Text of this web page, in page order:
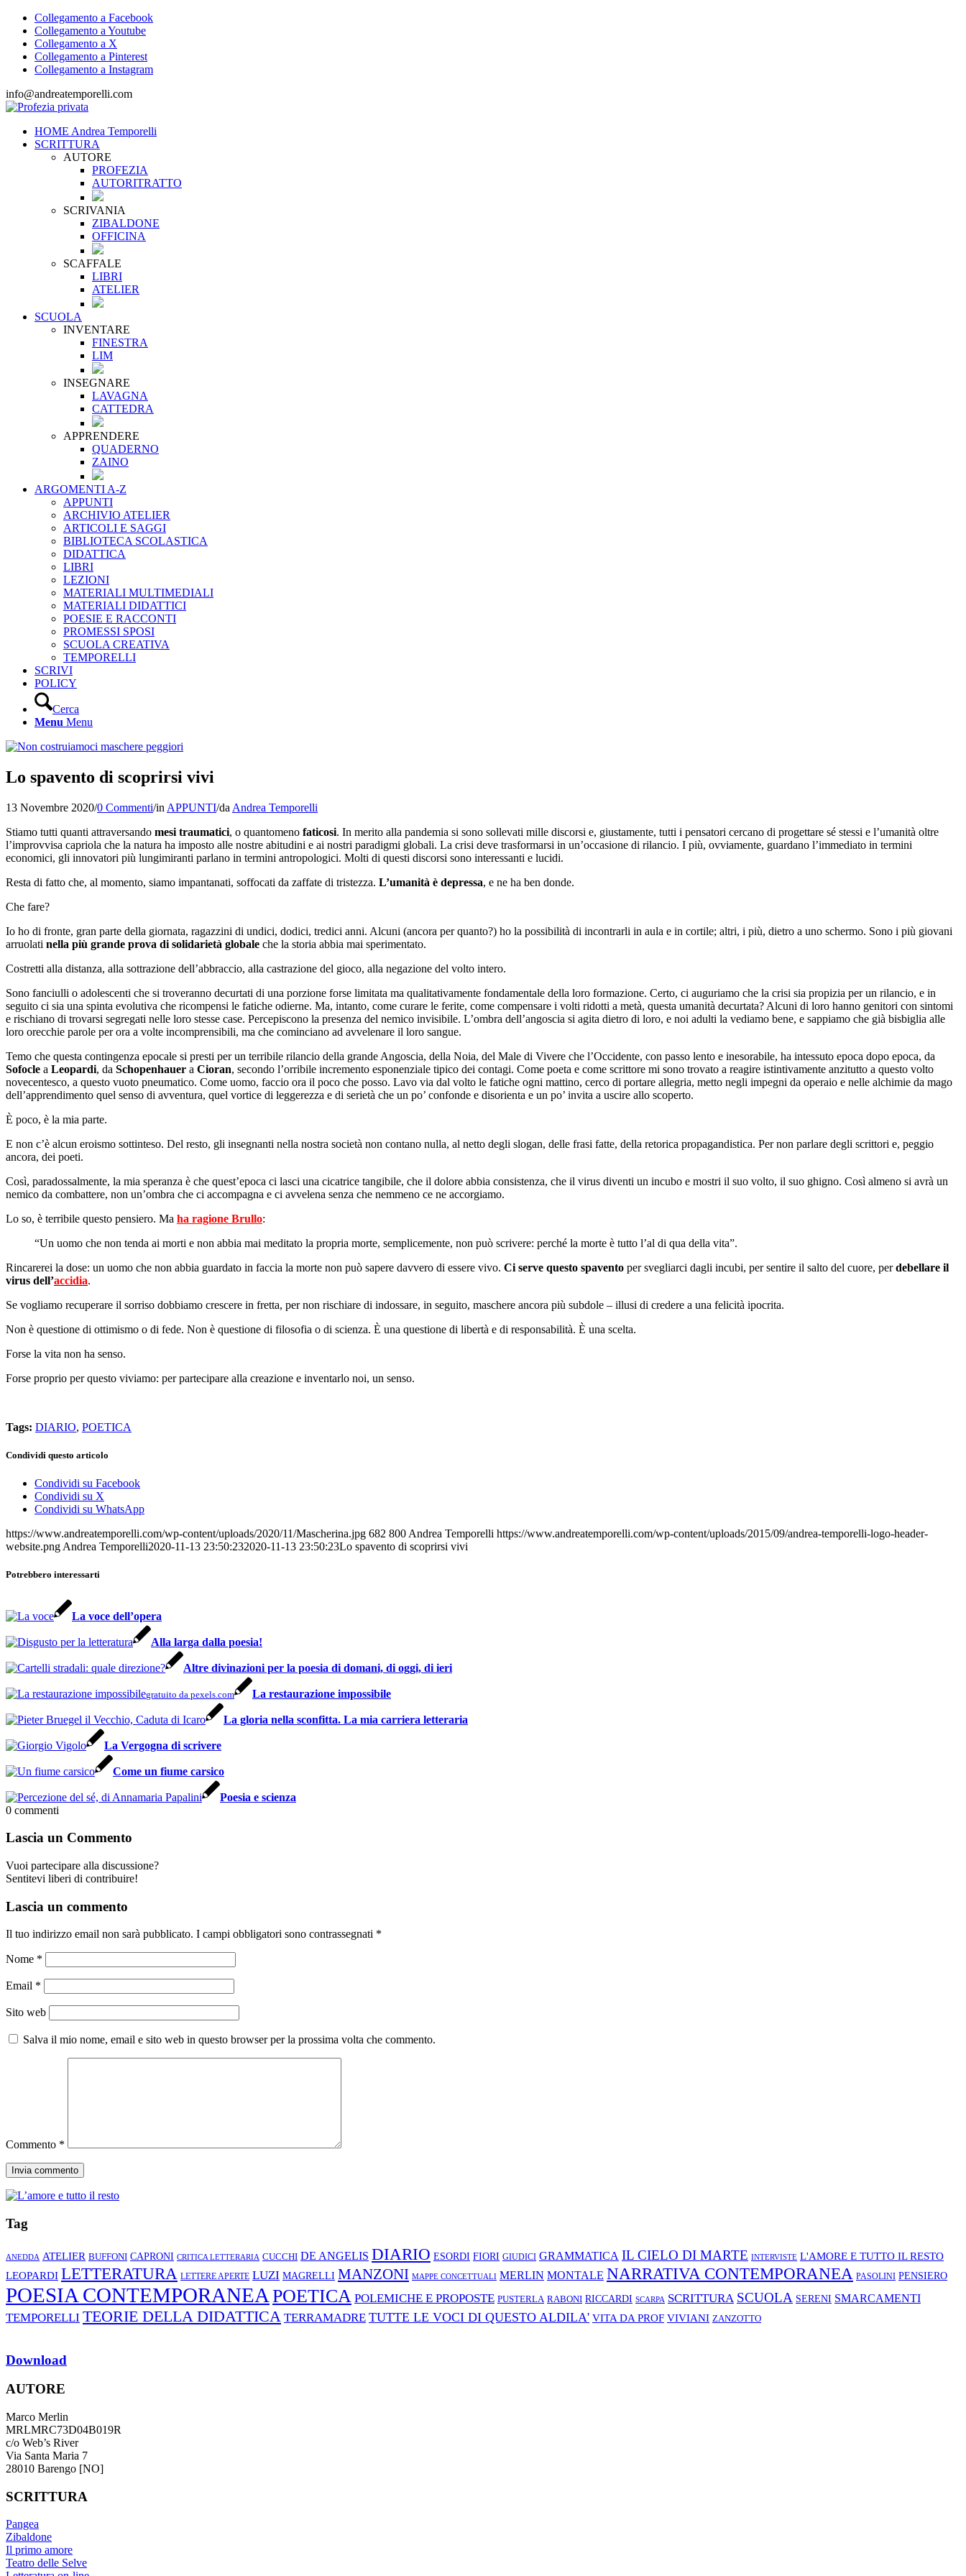
Collegamento a Facebook
Collegamento a Youtube
Collegamento a X
Collegamento a Pinterest
Collegamento a Instagram
info@andreatemporelli.com
HOME Andrea Temporelli
SCRITTURA
AUTORE
PROFEZIA
AUTORITRATTO
SCRIVANIA
ZIBALDONE
OFFICINA
SCAFFALE
LIBRI
ATELIER
SCUOLA
INVENTARE
FINESTRA
LIM
INSEGNARE
LAVAGNA
CATTEDRA
APPRENDERE
QUADERNO
ZAINO
ARGOMENTI A-Z
APPUNTI
ARCHIVIO ATELIER
ARTICOLI E SAGGI
BIBLIOTECA SCOLASTICA
DIDATTICA
LIBRI
LEZIONI
MATERIALI MULTIMEDIALI
MATERIALI DIDATTICI
POESIE E RACCONTI
PROMESSI SPOSI
SCUOLA CREATIVA
TEMPORELLI
SCRIVI
POLICY
Cerca
Menu Menu
Lo spavento di scoprirsi vivi
13 Novembre 2020/0 Commenti/in APPUNTI/da Andrea Temporelli
Stiamo tutti quanti attraversando mesi traumatici, o quantomeno faticosi. In merito alla pandemia si sono sollevati mille discorsi e, giustamente, tutti i pensatori cercano di progettare sé stessi e l’umanità oltre
l’improvvisa capriola che la natura ha imposto alle nostre abitudini e ai nostri paradigmi globali. La crisi deve trasformarsi in un’occasione di rilancio. I più, ovviamente, guardano l’immediato in termini
economici, gli innovatori più lungimiranti parlano in termini antropologici. Molti di questi discorsi sono interessanti e lucidi.
Resta di fatto che, al momento, siamo impantanati, soffocati da zaffate di tristezza. L’umanità è depressa, e ne ha ben donde.
Che fare?
Io ho di fronte, gran parte della giornata, ragazzini di undici, dodici, tredici anni. Alcuni (ancora per quanto?) ho la possibilità di incontrarli in aula e in cortile; altri, i più, dietro a uno schermo. Sono i più giovani
arruolati nella più grande prova di solidarietà globale che la storia abbia mai sperimentato.
Costretti alla distanza, alla sottrazione dell’abbraccio, alla castrazione del gioco, alla negazione del volto intero.
Sono fanciulli o adolescenti che si troveranno decurtati di una porzione forse limitata ma qualitativamente fondamentale della loro formazione. Certo, ci auguriamo che la crisi sia propizia per un rilancio, e in
seguito ci sia una spinta evolutiva che ricompensi le fatiche odierne. Ma, intanto, come curare le ferite, come compensare i volti ridotti a metà, questa umanità decurtata? Alcuni di loro hanno genitori con sintomi
e rischiano di trovarsi segregati nelle loro stesse case. Percepiscono la presenza del nemico invisibile. L’ombra dell’angoscia si agita dietro di loro, e noi adulti la vediamo bene, e sappiamo che già bisbiglia alle
loro orecchie parole per ora a volte incomprensibili, ma che cominciano ad avvelenare il loro sangue.
Temo che questa contingenza epocale si presti per un terribile rilancio della grande Angoscia, della Noia, del Male di Vivere che l’Occidente, con passo lento e inesorabile, ha intessuto epoca dopo epoca, da
Sofocle a Leopardi, da Schopenhauer a Cioran, secondo l’orribile incremento esponenziale tipico dei contagi. Come poeta e come scrittore mi sono trovato a reagire istintivamente anzitutto a questo volto
novecentesco, a questo vuoto pneumatico. Come uomo, faccio ora il poco che posso. Lavo via dal volto le fatiche ogni mattino, cerco di portare allegria, metto negli impegni da operaio e nelle alchimie da mago
dell’apprendimento quel senso di avventura, quel vortice di leggerezza e di serietà che un po’ confonde e disorienta e un po’ invita a uscire allo scoperto.
È poco, è la mia parte.
E non c’è alcun eroismo sottinteso. Del resto, gli insegnanti nella nostra società non contano nulla, al netto degli slogan, delle frasi fatte, della retorica propagandistica. Per non parlare degli scrittori e, peggio
ancora, dei poeti.
Così, paradossalmente, la mia speranza è che quest’epoca ci lasci una cicatrice tangibile, che il dolore abbia consistenza, che il virus diventi un incubo e mostri il suo volto, il suo ghigno. Così almeno si avrà un
nemico da combattere, non un’ombra che ci accompagna e ci avvelena senza che nemmeno ce ne accorgiamo.
Lo so, è terribile questo pensiero. Ma ha ragione Brullo:
“Un uomo che non tenda ai morti e non abbia mai meditato la propria morte, semplicemente, non può scrivere: perché la morte è tutto l’al di qua della vita”.
Rincarerei la dose: un uomo che non abbia guardato in faccia la morte non può sapere davvero di essere vivo. Ci serve questo spavento per svegliarci dagli incubi, per sentire il salto del cuore, perdebellare il
virus dell’accidia.
Se vogliamo recuperare il sorriso dobbiamo crescere in fretta, per non rischiare di indossare, in seguito, maschere ancora più subdole – illusi di credere a una felicità ipocrita.
Non è questione di ottimismo o di fede. Non è questione di filosofia o di scienza. È una questione di libertà e di responsabilità. È una scelta.
Forse la vita non ha senso.
Forse proprio per questo viviamo: per partecipare alla creazione e inventarlo noi, un senso.
Tags: DIARIO, POETICA
Condividi questo articolo
Condividi su Facebook
Condividi su X
Condividi su WhatsApp
https://www.andreatemporelli.com/wp-content/uploads/2020/11/Mascherina.jpg 682 800 Andrea Temporelli https://www.andreatemporelli.com/wp-content/uploads/2015/09/andrea-temporelli-logo-header-
website.png Andrea Temporelli2020-11-13 23:50:232020-11-13 23:50:23Lo spavento di scoprirsi vivi
Potrebbero interessarti
La voce dell’opera
Alla larga dalla poesia!
Altre divinazioni per la poesia di domani, di oggi, di ieri
gratuito da pexels.com La restaurazione impossibile
La gloria nella sconfitta. La mia carriera letteraria
La Vergogna di scrivere
Come un fiume carsico
Poesia e scienza
0 commenti
Lascia un Commento
Vuoi partecipare alla discussione?
Sentitevi liberi di contribuire!
Lascia un commento
Il tuo indirizzo email non sarà pubblicato. I campi obbligatori sono contrassegnati *
Nome *
Email *
Sito web
Salva il mio nome, email e sito web in questo browser per la prossima volta che commento.
Commento *
Tag
ANEDDA ATELIER BUFFONI CAPRONI CRITICA LETTERARIA CUCCHI DE ANGELIS DIARIO ESORDI FIORI GIUDICI GRAMMATICA IL CIELO DI MARTE INTERVISTE L'AMORE E TUTTO IL RESTO
LEOPARDI LETTERATURA LETTERE APERTE LUZI MAGRELLI MANZONI MAPPE CONCETTUALI MERLIN MONTALE NARRATIVA CONTEMPORANEA PASOLINI PENSIERO
POESIA CONTEMPORANEA POETICA POLEMICHE E PROPOSTE PUSTERLA RABONI RICCARDI SCARPA SCRITTURA SCUOLA SERENI SMARCAMENTI
TEMPORELLI TEORIE DELLA DIDATTICA TERRAMADRE TUTTE LE VOCI DI QUESTO ALDILA' VITA DA PROF VIVIANI ZANZOTTO
Download
AUTORE
Marco Merlin
MRLMRC73D04B019R
c/o Web’s River
Via Santa Maria 7
28010 Barengo [NO]
SCRITTURA
Pangea
Zibaldone
Il primo amore
Teatro delle Selve